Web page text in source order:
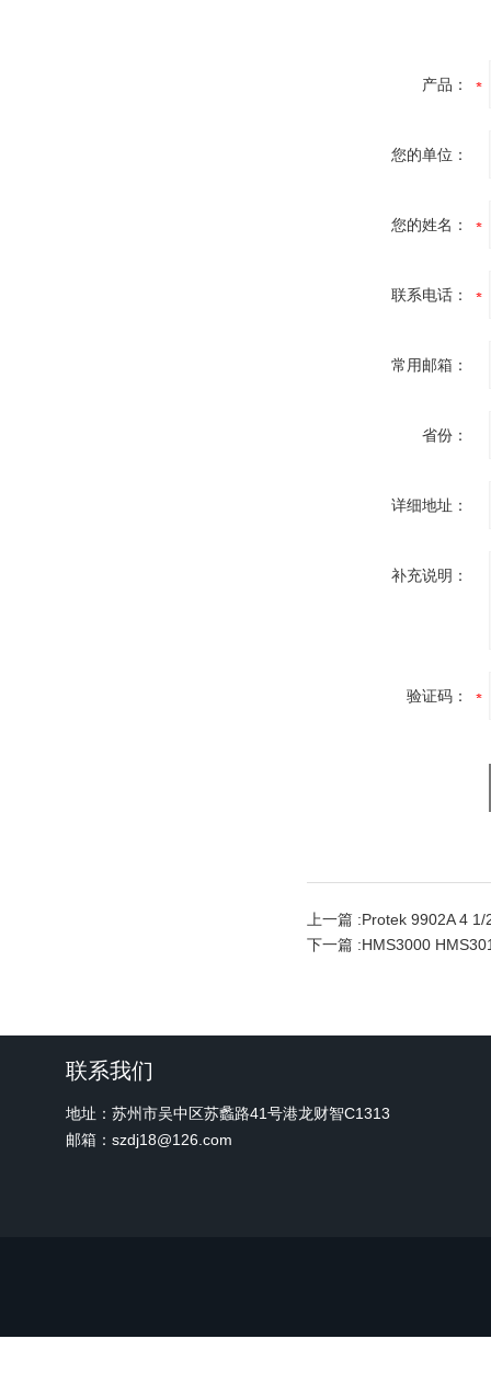
产品：
您的单位：
您的姓名：
联系电话：
常用邮箱：
省份：
详细地址：
补充说明：
验证码：
上一篇 :Protek 9902A 4 1/
下一篇 :HMS3000
联系我们
地址：苏州市吴中区苏蠡路41号港龙财智C1313
邮箱：szdj18@126.com